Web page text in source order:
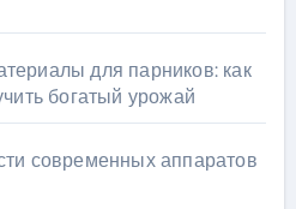
для парников: как
богатый урожай
современных аппаратов